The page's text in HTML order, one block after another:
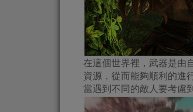
在這個世界裡，武器是由
資源，從而能夠順利的進
當遇到不同的敵人要考慮